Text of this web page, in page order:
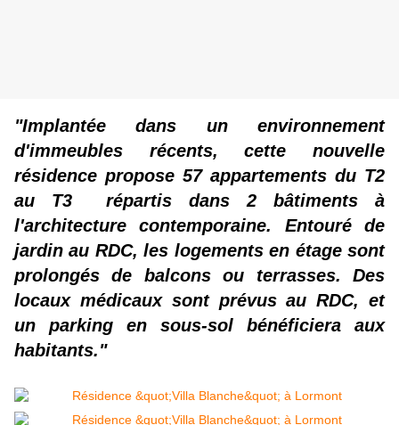
"Implantée dans un environnement
d'immeubles récents, cette nouvelle
résidence propose 57 appartements du T2
au T3 répartis dans 2 bâtiments à
l'architecture contemporaine. Entouré de
jardin au RDC, les logements en étage sont
prolongés de balcons ou terrasses. Des
locaux médicaux sont prévus au RDC, et
un parking en sous-sol bénéficiera aux
habitants."